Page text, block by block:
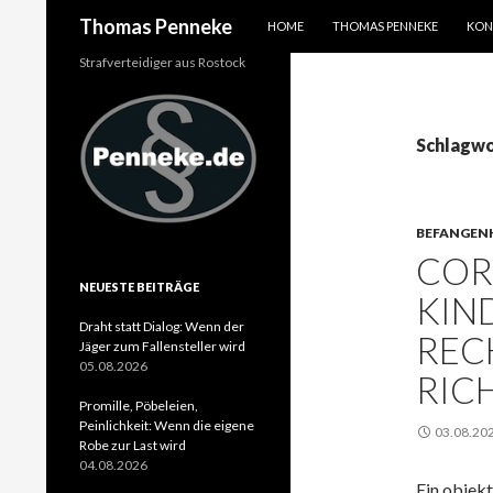
Thomas Penneke
HOME
THOMAS PENNEKE
Strafverteidiger aus Rostock
NEUESTE BEITRÄGE
Draht statt Dialog: Wenn der
Jäger zum Fallensteller wird
05.08.2026
Promille, Pöbeleien,
Peinlichkeit: Wenn die eigene
Robe zur Last wird
04.08.2026